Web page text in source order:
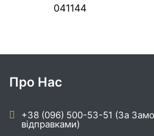
041144
Про Нас
+38 (096) 500-53-51 (За
відправками)